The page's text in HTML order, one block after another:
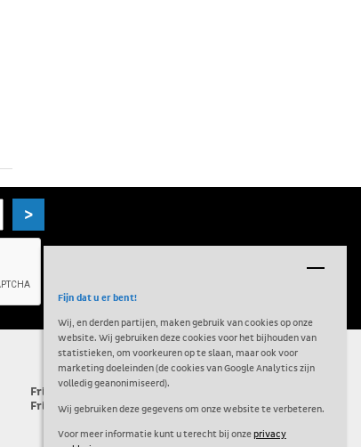
Fijn dat u er bent!
Wij, en derden partijen, maken gebruik van cookies op onze
website. Wij gebruiken deze cookies voor het bijhouden van
statistieken, om voorkeuren op te slaan, maar ook voor
marketing doeleinden (de cookies van Google Analytics zijn
volledig geanonimiseerd).
Wij gebruiken deze gegevens om onze website te verbeteren.
Voor meer informatie kunt u terecht bij onzeprivacy
>
Frissen Kehrtechnik is onderdeel van de
Frissen Groep